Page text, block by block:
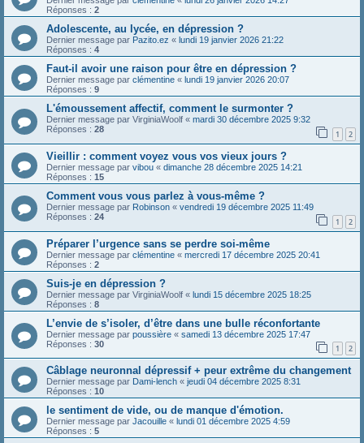
Réponses : 2
Adolescente, au lycée, en dépression ?
Dernier message par Pazito.ez « lundi 19 janvier 2026 21:22
Réponses : 4
Faut-il avoir une raison pour être en dépression ?
Dernier message par clémentine « lundi 19 janvier 2026 20:07
Réponses : 9
L'émoussement affectif, comment le surmonter ?
Dernier message par VirginiaWoolf « mardi 30 décembre 2025 9:32
Réponses : 28 1 2
Vieillir : comment voyez vous vos vieux jours ?
Dernier message par vibou « dimanche 28 décembre 2025 14:21
Réponses : 15
Comment vous vous parlez à vous-même ?
Dernier message par Robinson « vendredi 19 décembre 2025 11:49
Réponses : 24 1 2
Préparer l’urgence sans se perdre soi-même
Dernier message par clémentine « mercredi 17 décembre 2025 20:41
Réponses : 2
Suis-je en dépression ?
Dernier message par VirginiaWoolf « lundi 15 décembre 2025 18:25
Réponses : 8
L’envie de s’isoler, d’être dans une bulle réconfortante
Dernier message par poussière « samedi 13 décembre 2025 17:47
Réponses : 30 1 2
Câblage neuronnal dépressif + peur extrême du changement
Dernier message par Dami-lench « jeudi 04 décembre 2025 8:31
Réponses : 10
le sentiment de vide, ou de manque d'émotion.
Dernier message par Jacouille « lundi 01 décembre 2025 4:59
Réponses : 5